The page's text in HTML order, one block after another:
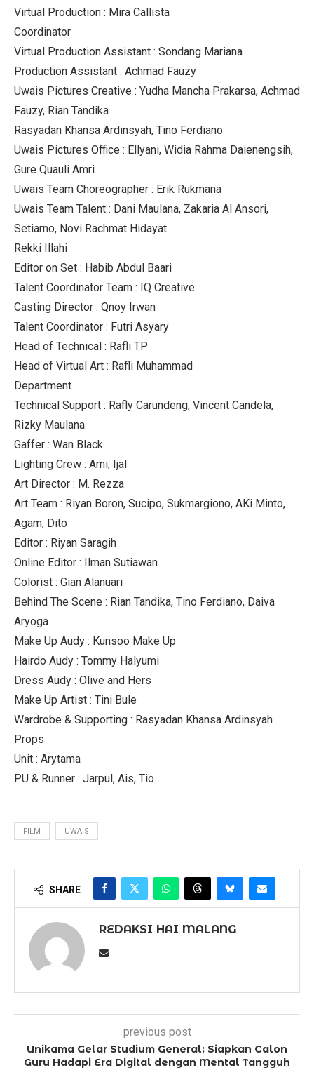
Virtual Production : Mira Callista
Coordinator
Virtual Production Assistant : Sondang Mariana
Production Assistant : Achmad Fauzy
Uwais Pictures Creative : Yudha Mancha Prakarsa, Achmad
Fauzy, Rian Tandika
Rasyadan Khansa Ardinsyah, Tino Ferdiano
Uwais Pictures Office : Ellyani, Widia Rahma Daienengsih,
Gure Quauli Amri
Uwais Team Choreographer : Erik Rukmana
Uwais Team Talent : Dani Maulana, Zakaria Al Ansori,
Setiarno, Novi Rachmat Hidayat
Rekki Illahi
Editor on Set : Habib Abdul Baari
Talent Coordinator Team : IQ Creative
Casting Director : Qnoy Irwan
Talent Coordinator : Futri Asyary
Head of Technical : Rafli TP
Head of Virtual Art : Rafli Muhammad
Department
Technical Support : Rafly Carundeng, Vincent Candela,
Rizky Maulana
Gaffer : Wan Black
Lighting Crew : Ami, Ijal
Art Director : M. Rezza
Art Team : Riyan Boron, Sucipo, Sukmargiono, AKi Minto,
Agam, Dito
Editor : Riyan Saragih
Online Editor : Ilman Sutiawan
Colorist : Gian Alanuari
Behind The Scene : Rian Tandika, Tino Ferdiano, Daiva
Aryoga
Make Up Audy : Kunsoo Make Up
Hairdo Audy : Tommy Halyumi
Dress Audy : Olive and Hers
Make Up Artist : Tini Bule
Wardrobe & Supporting : Rasyadan Khansa Ardinsyah
Props
Unit : Arytama
PU & Runner : Jarpul, Ais, Tio
FILM UWAIS
SHARE
REDAKSI HAI MALANG
previous post
Unikama Gelar Studium General: Siapkan Calon
Guru Hadapi Era Digital dengan Mental Tangguh